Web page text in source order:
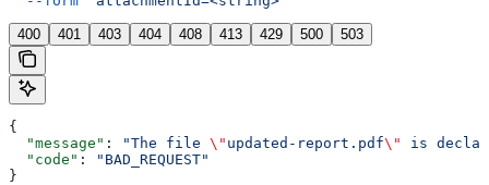
400 401 403 404 408 413 429 500 503
{
  "message"
: "The file \" updated-report.pdf\"
is
  "code"
:
"BAD_REQUEST"
}